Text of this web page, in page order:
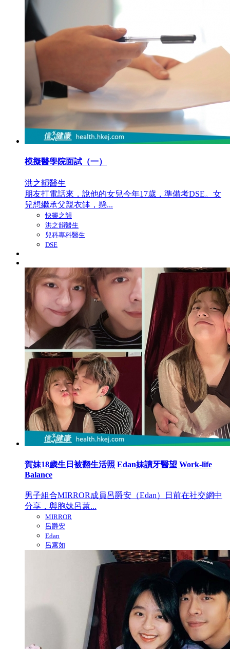
模擬醫學院面試（一）
洪之韻醫生
朋友打電話來，說他的女兒今年17歲，準備考DSE。女
兒想繼承父親衣缽，懸...
快樂之韻
洪之韻醫生
兒科專科醫生
DSE
賀妹18歲生日被翻生活照 Edan妹讀牙醫望 Work-life
Balance
男子組合MIRROR成員呂爵安（Edan）日前在社交網中
分享，與胞妹呂蕙...
MIRROR
呂爵安
Edan
呂蕙如